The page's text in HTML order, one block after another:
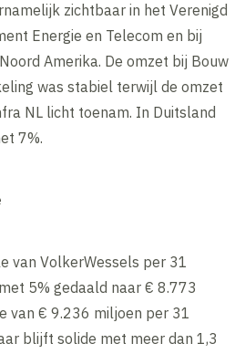
zichtbaar in het Verenigd
Energie en Telecom en bij
Amerika. De omzet bij Bouw
was stabiel terwijl de omzet
NL licht toenam. In Duitsland
7%.
van VolkerWessels per 31
5% gedaald naar € 8.773
van € 9.236 miljoen per 31
blijft solide met meer dan 1,3